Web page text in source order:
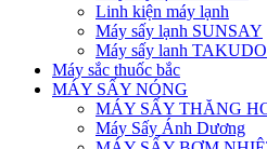
Linh kiện máy lạnh
Máy sấy lạnh SUNSAY
Máy sấy lanh TAKUDO
Máy sắc thuốc bắc
MÁY SẤY NÓNG
MÁY SẤY THĂNG
Máy Sấy Ánh Dương